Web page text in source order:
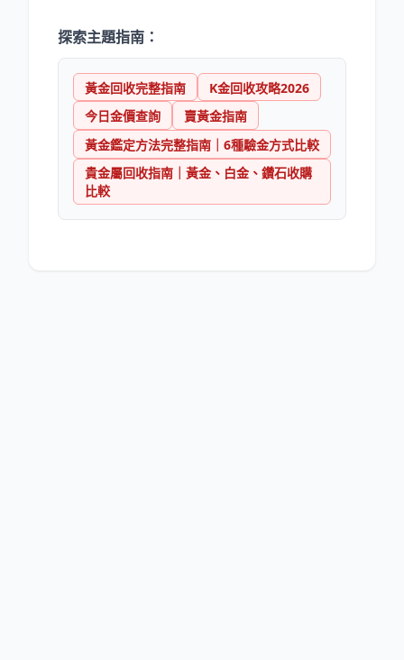
探索主題指南：
黃金回收完整指南
K金回收攻略2026
今日金價查詢
賣黃金指南
黃金鑑定方法完整指南｜6種驗金方式比較
貴金屬回收指南｜黃金、白金、鑽石收購
比較